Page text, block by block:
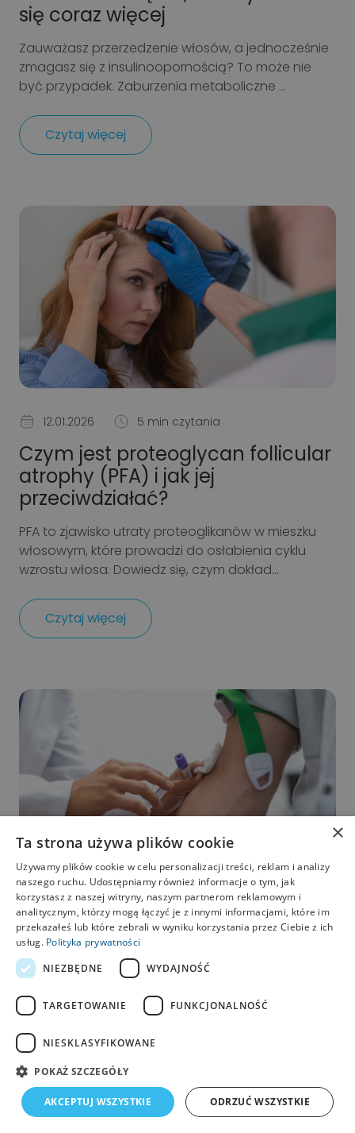
się coraz więcej
Zauważasz przerzedzenie włosów, a jednocześnie
zmagasz się z insulinoopornością? To może nie
być przypadek. Zaburzenia metaboliczne ...
Czytaj więcej
12.01.2026 5 min czytania
Czym jest proteoglycan follicular
atrophy (PFA) i jak jej
przeciwdziałać?
PFA to zjawisko utraty proteoglikanów w mieszku
włosowym, które prowadzi do osłabienia cyklu
wzrostu włosa. Dowiedz się, czym dokład...
Czytaj więcej
07.01.2026 4 min czytania
Jakie badania warto wykonać
przy nadmiernym wypadaniu
włosów?
Nadmierne wypadanie włosów to sygnał, że
organizm może potrzebować wsparcia. Sprawdź,
jakie badania wykonać, zanim sięgniesz po supl...
Czytaj więcej
×
Ta strona używa plików cookie
Używamy plików cookie w celu personalizacji treści, reklam i analizy
naszego ruchu. Udostępniamy również informacje o tym, jak
korzystasz z naszej witryny, naszym partnerom reklamowym i
analitycznym, którzy mogą łączyć je z innymi informacjami, które im
przekazałeś lub które zebrali w wyniku korzystania przez Ciebie z ich
usług. Polityka prywatności
NIEZBĘDNE
WYDAJNOŚĆ
TARGETOWANIE FUNKCJONALNOŚĆ
NIESKLASYFIKOWANE
POKAŻ SZCZEGÓŁY
AKCEPTUJ WSZYSTKIE ODRZUĆ WSZYSTKIE